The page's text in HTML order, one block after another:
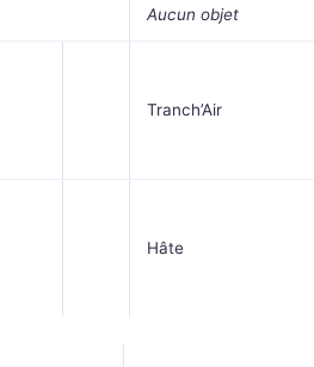
Aucun objet
Tranch’Air
Hâte